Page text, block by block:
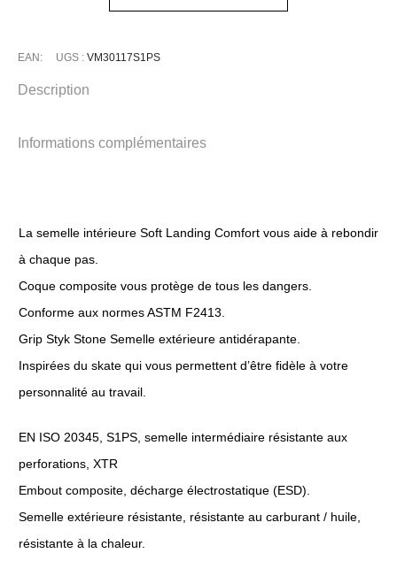
EAN: UGS : VM30117S1PS
Description
Informations complémentaires
La semelle intérieure Soft Landing Comfort vous aide à rebondir
à chaque pas.
Coque composite vous protège de tous les dangers.
Conforme aux normes ASTM F2413.
Grip Styk Stone Semelle extérieure antidérapante.
Inspirées du skate qui vous permettent d’être fidèle à votre
personnalité au travail.
EN ISO 20345, S1PS, semelle intermédiaire résistante aux
perforations, XTR
Embout composite, décharge électrostatique (ESD).
Semelle extérieure résistante, résistante au carburant / huile,
résistante à la chaleur.